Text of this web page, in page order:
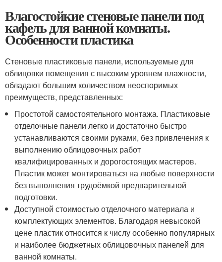
Влагостойкие стеновые панели под
кафель для ванной комнаты.
Особенности пластика
Стеновые пластиковые панели, используемые для
облицовки помещения с высоким уровнем влажности,
обладают большим количеством неоспоримых
преимуществ, представленных:
Простотой самостоятельного монтажа. Пластиковые
отделочные панели легко и достаточно быстро
устанавливаются своими руками, без привлечения к
выполнению облицовочных работ
квалифицированных и дорогостоящих мастеров.
Пластик может монтироваться на любые поверхности
без выполнения трудоёмкой предварительной
подготовки.
Доступной стоимостью отделочного материала и
комплектующих элементов. Благодаря невысокой
цене пластик относится к числу особенно популярных
и наиболее бюджетных облицовочных панелей для
ванной комнаты.